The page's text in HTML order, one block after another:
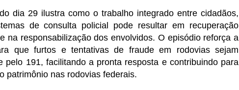
dia 29 ilustra como o trabalho integrado entre cidadãos,
de consulta policial pode resultar em recuperação
na responsabilização dos envolvidos. O episódio reforça a
que furtos e tentativas de fraude em rodovias sejam
pelo 191, facilitando a pronta resposta e contribuindo para
patrimônio nas rodovias federais.